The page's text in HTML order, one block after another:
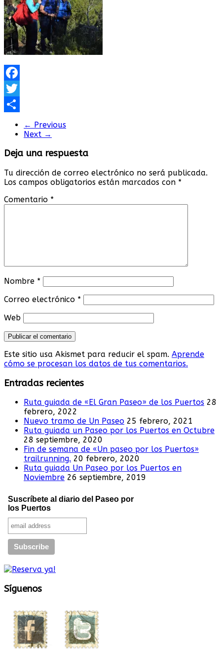
Facebook
Twitter
Compartir
← Previous
Next →
Deja una respuesta
Tu dirección de correo electrónico no será publicada.
Los campos obligatorios están marcados con *
Comentario *
Nombre *
Correo electrónico *
Web
Este sitio usa Akismet para reducir el spam. Aprende
cómo se procesan los datos de tus comentarios.
Entradas recientes
Ruta guiada de «El Gran Paseo» de los Puertos 28
febrero, 2022
Nuevo tramo de Un Paseo 25 febrero, 2021
Ruta guiada un Paseo por los Puertos en Octubre
28 septiembre, 2020
Fin de semana de «Un paseo por los Puertos»
trailrunning. 20 febrero, 2020
Ruta guiada Un Paseo por los Puertos en
Noviembre 26 septiembre, 2019
Suscríbete al diario del Paseo por
los Puertos
Síguenos